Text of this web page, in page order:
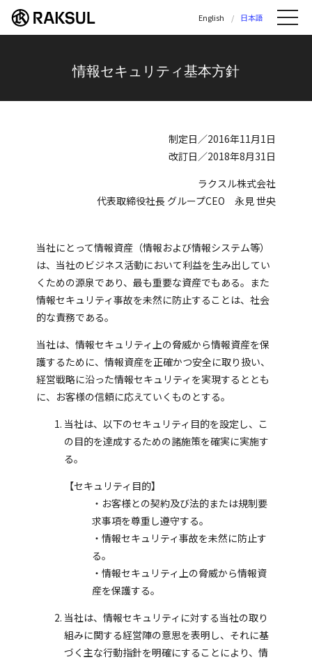
ラクスル株式会社 | ラクスル株式会社の公
English 日本語
情報セキュリティ基本方針
制定日／2016年11月1日
改訂日／2018年8月31日
ラクスル株式会社
代表取締役社長 グループCEO 永見 世央
当社にとって情報資産（情報および情報システム等）
は、当社のビジネス活動において利益を生み出してい
くための源泉であり、最も重要な資産でもある。また
情報セキュリティ事故を未然に防止することは、社会
的な責務である。
当社は、情報セキュリティ上の脅威から情報資産を保
護するために、情報資産を正確かつ安全に取り扱い、
経営戦略に沿った情報セキュリティを実現するととも
に、お客様の信頼に応えていくものとする。
当社は、以下のセキュリティ目的を設定し、こ
の目的を達成するための諸施策を確実に実施す
る。
【セキュリティ目的】
・お客様との契約及び法的または規制要
求事項を尊重し遵守する。
・情報セキュリティ事故を未然に防止す
る。
・情報セキュリティ上の脅威から情報資
産を保護する。
当社は、情報セキュリティに対する当社の取り
組みに関する経営陣の意思を表明し、それに基
づく主な行動指針を明確にすることにより、情